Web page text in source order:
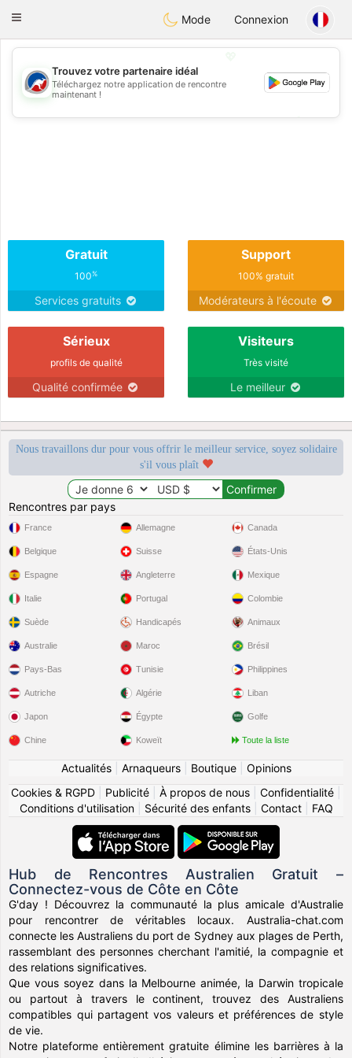
AustraliaChat
Toggle
Mode Connexion
💖
💕
Trouvez votre partenaire idéal
Téléchargez notre application de rencontre
maintenant !
Gratuit
100%
Services gratuits
Support
100% gratuit
Modérateurs à l'écoute
Sérieux
profils de qualité
Qualité confirmée
Visiteurs
Très visité
Le meilleur
Nous travaillons dur pour vous offrir le meilleur service, soyez solidaire
s'il vous plaît
Rencontres par pays
France
Belgique
Espagne
Italie
Suède
Allemagne
Suisse
Angleterre
Portugal
Handicapés
Canada
États-Unis
Mexique
Colombie
Animaux
Australie
Pays-Bas
Autriche
Japon
Chine
Maroc
Tunisie
Algérie
Égypte
Koweït
Brésil
Philippines
Liban
Golfe
Toute la liste
Actualités| Arnaqueurs| Boutique| Opinions
Cookies & RGPD
Publicité À propos de nous Confidentialité
Conditions d'utilisation| Sécurité des enfants| Contact| FAQ
Hub de Rencontres Australien Gratuit –
Connectez-vous de Côte en Côte
G'day ! Découvrez la communauté la plus amicale d'Australie
pour rencontrer de véritables locaux. Australia-chat.com
connecte les Australiens du port de Sydney aux plages de Perth,
rassemblant des personnes cherchant l'amitié, la compagnie et
des relations significatives.
Que vous soyez dans la Melbourne animée, la Darwin tropicale
ou partout à travers le continent, trouvez des Australiens
compatibles qui partagent vos valeurs et préférences de style
de vie.
Notre plateforme entièrement gratuite élimine les barrières à la